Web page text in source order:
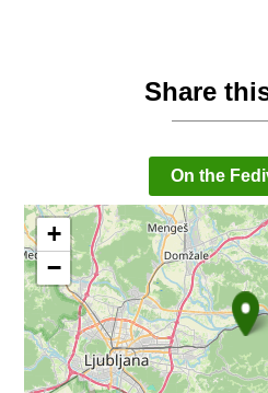
Share
On the
+
−